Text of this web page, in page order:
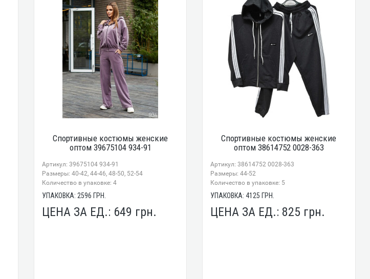
Спортивные костюмы женские
оптом 39675104 934-91
Артикул: 39675104 934-91
Размеры: 40-42, 44-46, 48-50, 52-54
Количество в упаковке: 4
УПАКОВКА: 2596 ГРН.
ЦЕНА ЗА ЕД.: 649 грн.
Спортивные костюмы женские
оптом 38614752 0028-363
Артикул: 38614752 0028-363
Размеры: 44-52
Количество в упаковке: 5
УПАКОВКА:4125 ГРН.
ЦЕНА ЗА ЕД.: 825 грн.